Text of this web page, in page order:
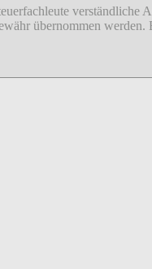
verständliche
übernommen werden.